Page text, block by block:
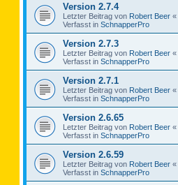
Version 2.7.4
Letzter Beitrag von Robert Beer «
Verfasst in SchnapperPro
Version 2.7.3
Letzter Beitrag von Robert Beer «
Verfasst in SchnapperPro
Version 2.7.1
Letzter Beitrag von Robert Beer «
Verfasst in SchnapperPro
Version 2.6.65
Letzter Beitrag von Robert Beer «
Verfasst in SchnapperPro
Version 2.6.59
Letzter Beitrag von Robert Beer «
Verfasst in SchnapperPro